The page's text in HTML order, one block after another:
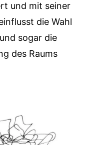
und mit seiner
die Wahl
sogar die
des Raums